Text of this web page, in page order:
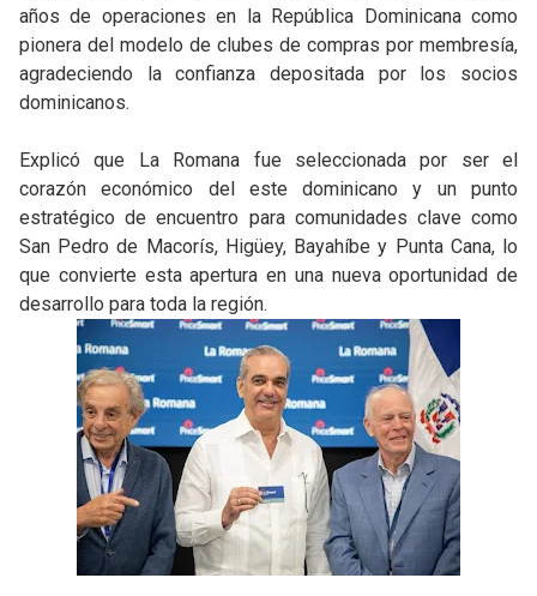
años de operaciones en la República Dominicana como
pionera del modelo de clubes de compras por membresía,
agradeciendo la confianza depositada por los socios
dominicanos.
Explicó que La Romana fue seleccionada por ser el
corazón económico del este dominicano y un punto
estratégico de encuentro para comunidades clave como
San Pedro de Macorís, Higüey, Bayahíbe y Punta Cana, lo
que convierte esta apertura en una nueva oportunidad de
desarrollo para toda la región.